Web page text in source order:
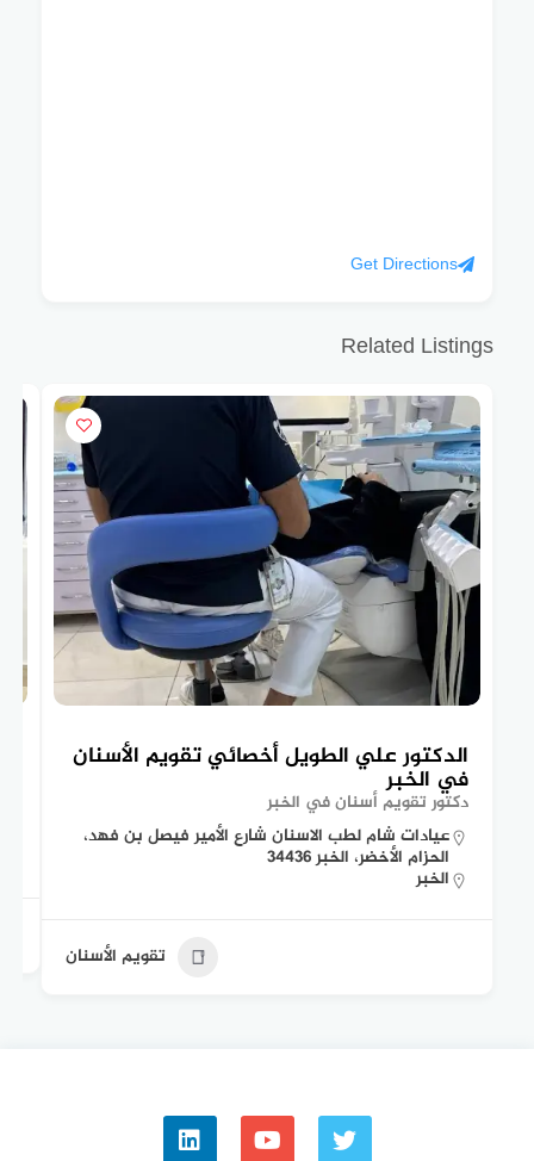
Get Directions
Related Listings
الدكتور علي الطويل أخصائي تقويم الأسنان
في الخبر
دكتور تقويم أسنان في الخبر
عيادات شام لطب الاسنان شارع الأمير فيصل بن فهد،
الحزام الأخضر، الخبر 34436
الخبر
تقويم الأسنان